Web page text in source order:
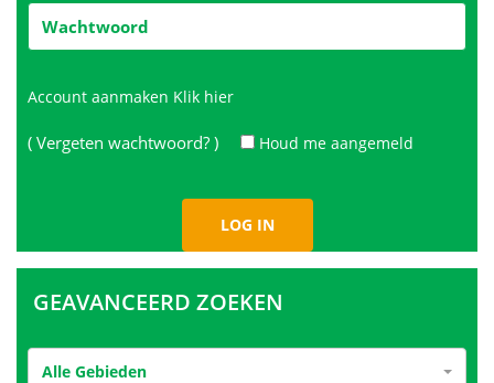
Account aanmaken Klik hier
( Vergeten wachtwoord? ) Houd me aangemeld
GEAVANCEERD ZOEKEN
Alle Gebieden